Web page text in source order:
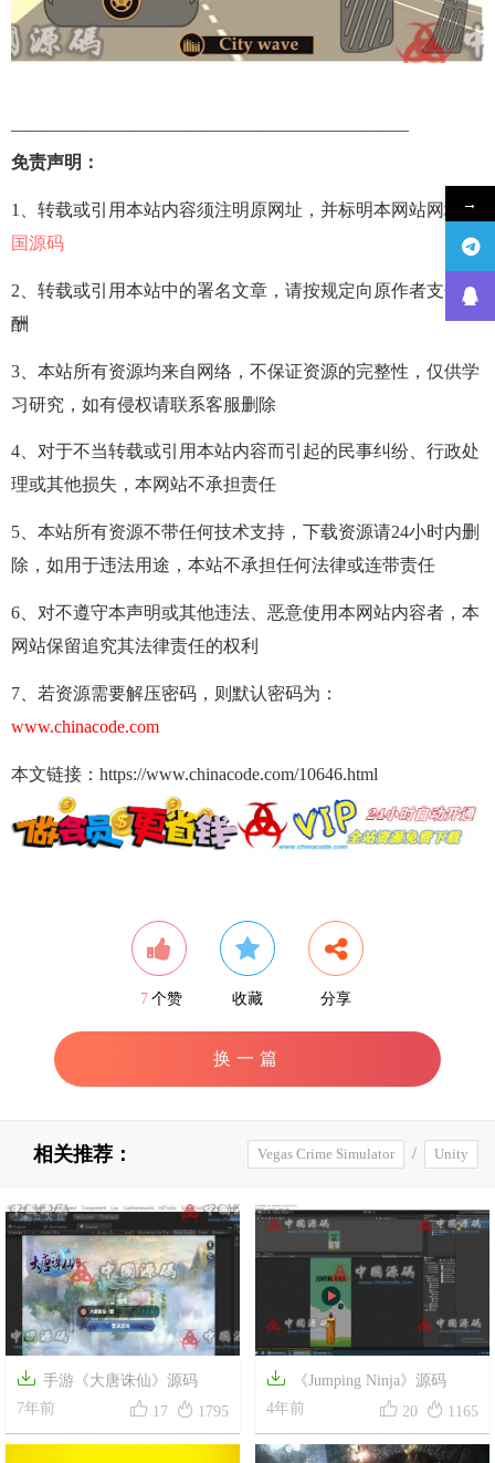
——————————————————————–
免责声明：
1、转载或引用本站内容须注明原网址，并标明本网站网址
中
国源码
2、转载或引用本站中的署名文章，请按规定向原作者支付稿
酬
3、本站所有资源均来自网络，不保证资源的完整性，仅供学
习研究，如有侵权请联系客服删除
4、对于不当转载或引用本站内容而引起的民事纠纷、行政处
理或其他损失，本网站不承担责任
5、本站所有资源不带任何技术支持，下载资源请24小时内删
除，如用于违法用途，本站不承担任何法律或连带责任
6、对不遵守本声明或其他违法、恶意使用本网站内容者，本
网站保留追究其法律责任的权利
7、若资源需要解压密码，则默认密码为：
www.chinacode.com
本文链接：https://www.chinacode.com/10646.html
7 个赞 收藏 分享
换一篇
相关推荐： Unity
/
Vegas Crime Simulator
 手游《大唐诛仙》源码
7年前
 17  1795

《Jumping Ninja》源码
4年前
 20  1165
→